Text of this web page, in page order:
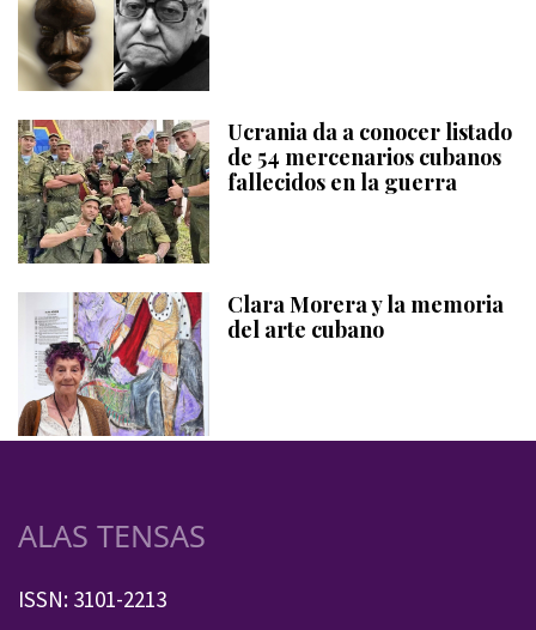
Ucrania da a conocer listado
de 54 mercenarios cubanos
fallecidos en la guerra
Clara Morera y la memoria
del arte cubano
ALAS TENSAS
ISSN: 3101-2213